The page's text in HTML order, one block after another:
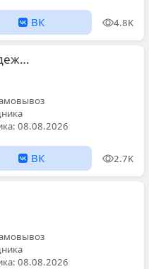
ВК 4.8K
Садовод_мужской_одежды_корпус А .1Д/78
08.08.2026
ВК 2.7K
08.08.2026